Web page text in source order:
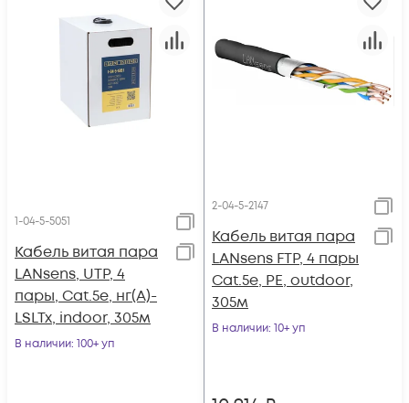
1-04-5-5051
Кабель витая пара
LANsens, UTP, 4
пары, Cat.5e, нг(А)-
LSLTx, indoor, 305м
В наличии: 100+ уп
2-04-5-2147
Кабель витая пара
LANsens FTP, 4 пары
Cat.5e, PE, outdoor,
305м
В наличии: 10+ уп